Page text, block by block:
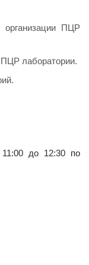
организации ПЦР
лаборатории.
до 12:30 по